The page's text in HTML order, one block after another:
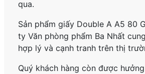
qua.
Sản phẩm giấy Double A A5 80
ty Văn phòng phẩm Ba Nhất
hợp lý và cạnh tranh trên thị
Quý khách hàng còn được